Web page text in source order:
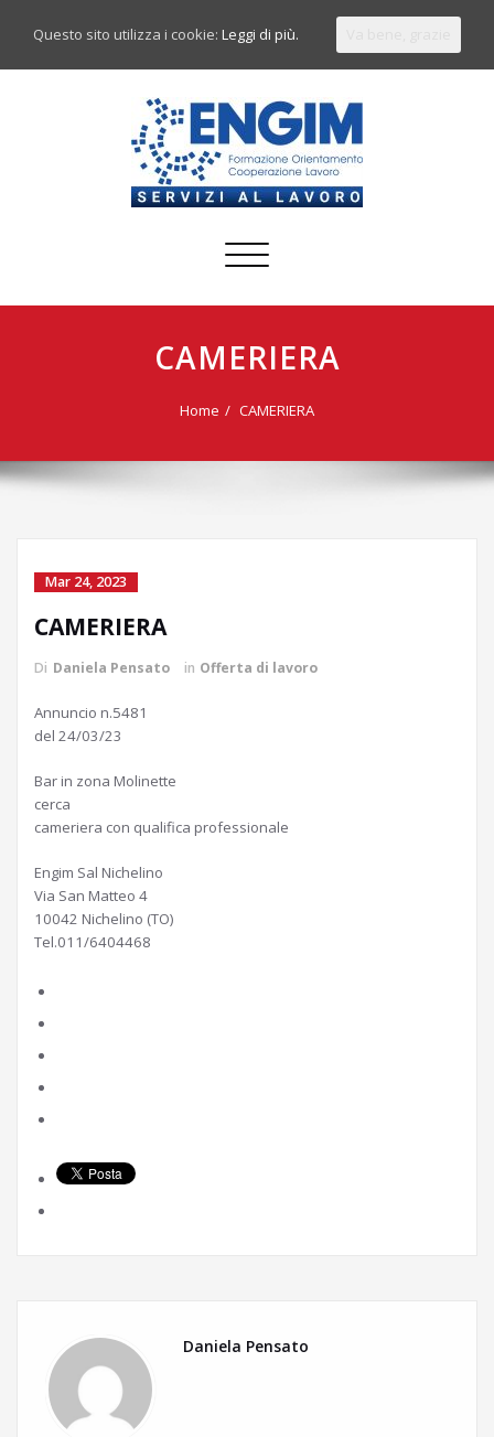
Commuta
CAMERIERA
Home CAMERIERA
Mar 24, 2023
CAMERIERA
Di Daniela Pensato in Offerta di lavoro
Annuncio n.5481
del 24/03/23
Bar in zona Molinette
cerca
cameriera con qualifica professionale
Engim Sal Nichelino
Via San Matteo 4
10042 Nichelino (TO)
Tel.011/6404468
Daniela Pensato
Questo sito utilizza i cookie:Leggi di più.